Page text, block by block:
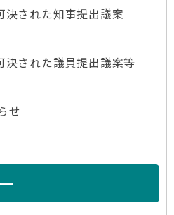
された知事提出議案
された議員提出議案等
せ